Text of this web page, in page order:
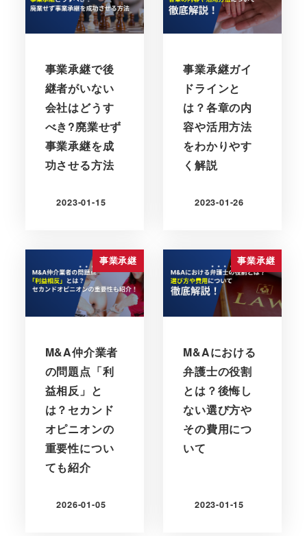
事業承継で後
継者がいない
会社はどうす
べき?廃業せず
事業承継を成
功させる方法
更新日
2023-01-15
事業承継ガイ
ドラインと
は？各章の内
容や活用方法
をわかりやす
く解説
更新日
2023-01-26
事業承継
M&A仲介業者
の問題点「利
益相反」と
は？セカンド
オピニオンの
重要性につい
ても紹介
更新日
2026-01-05
事業承継
M&Aにおける
弁護士の役割
とは？後悔し
ない選び方や
その費用につ
いて
更新日
2023-01-15